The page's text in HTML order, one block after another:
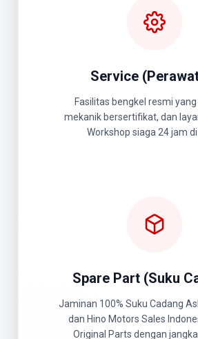
Service
Fasilitas bengkel resmi
mekanik bersertifikat, dan
Workshop siaga 24 jam di
Spare Part (Suku
Jaminan 100% Suku Cadang
dan Hino Motors Sales
Original Parts dengan